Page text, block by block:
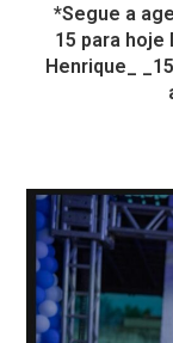
*Segue a
15 para hoje
Henrique_